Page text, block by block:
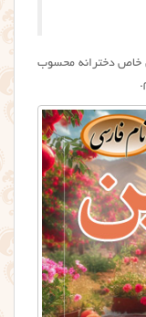
خاص دخترانه محسوب